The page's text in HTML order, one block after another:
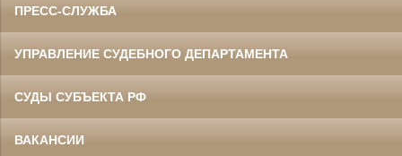
ПРЕСС-СЛУЖБА
УПРАВЛЕНИЕ СУДЕБНОГО ДЕПАРТАМЕНТА
СУДЫ СУБЪЕКТА РФ
ВАКАНСИИ